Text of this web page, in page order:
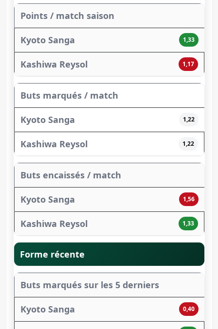
Points / match saison
1,33
1,17
Buts marqués / match
1,22
1,22
Buts encaissés / match
1,56
1,33
Forme récente
Buts marqués sur les 5 derniers
0,40